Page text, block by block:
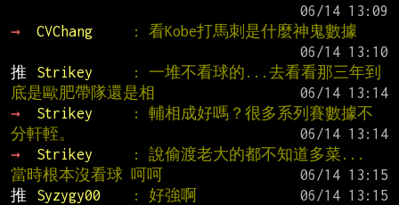
→
CVChang
: 看Kobe打馬刺是什麼神鬼數據
推
Strikey
: 一堆不看球的...去看看那三年到
底是歐肥帶隊還是相
→
Strikey
: 輔相成好嗎？很多系列賽數據不
分軒輊。
→
Strikey
: 說偷渡老大的都不知道多菜...
當時根本沒看球 呵呵
推
Syzygy00 : 好強啊